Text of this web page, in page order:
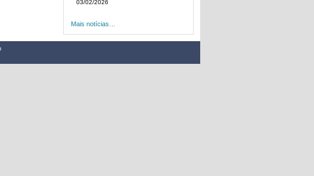
03/02/2026
Mais notícias…